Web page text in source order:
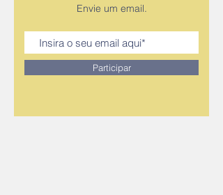
Envie um email.
Participar